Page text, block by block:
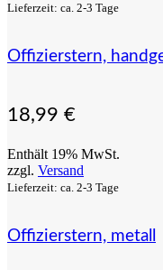
Lieferzeit: ca. 2-3 Tage
Offizierstern,
18,99 €
Enthält 19% MwSt.
zzgl. Versand
Lieferzeit: ca. 2-3 Tage
Offizierstern, metall